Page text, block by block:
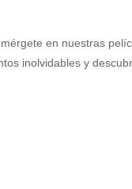
en nuestras
inolvidables y